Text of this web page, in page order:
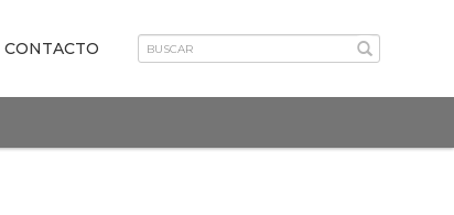
CONTACTO